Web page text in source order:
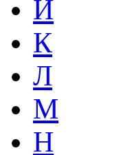
Й
К
Л
М
Н